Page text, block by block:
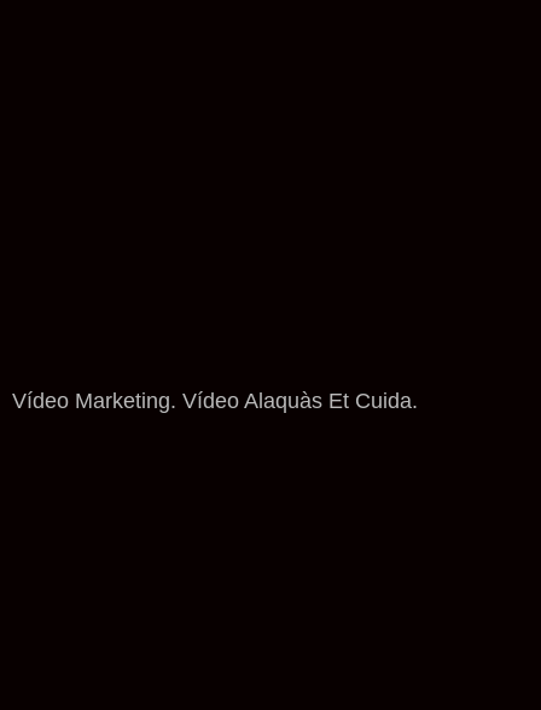
Vídeo Marketing. Vídeo Alaquàs Et Cuida.